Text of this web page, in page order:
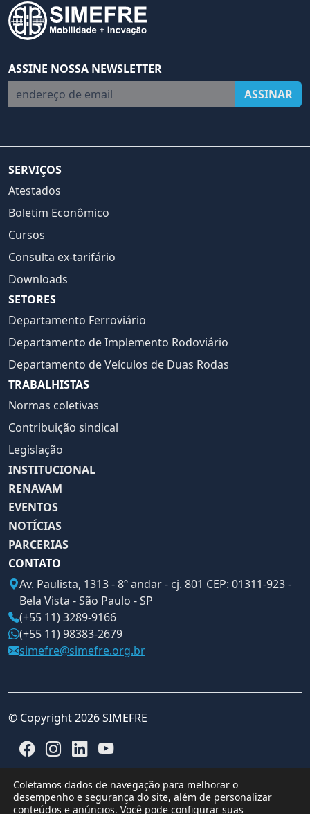
ASSINE NOSSA NEWSLETTER
endereço de email
ASSINAR
SERVIÇOS
Atestados
Boletim Econômico
Cursos
Consulta ex-tarifário
Downloads
SETORES
Departamento Ferroviário
Departamento de Implemento Rodoviário
Departamento de Veículos de Duas Rodas
TRABALHISTAS
Normas coletivas
Contribuição sindical
Legislação
INSTITUCIONAL
RENAVAM
EVENTOS
NOTÍCIAS
PARCERIAS
CONTATO
Av. Paulista, 1313 - 8º andar - cj. 801 CEP: 01311-923 -
Bela Vista - São Paulo - SP
(+55 11) 3289-9166
(+55 11) 98383-2679
simefre@simefre.org.br
© Copyright 2026 SIMEFRE
Coletamos dados de navegação para melhorar o
desempenho e segurança do site, além de personalizar
conteúdos e anúncios. Você pode configurar suas